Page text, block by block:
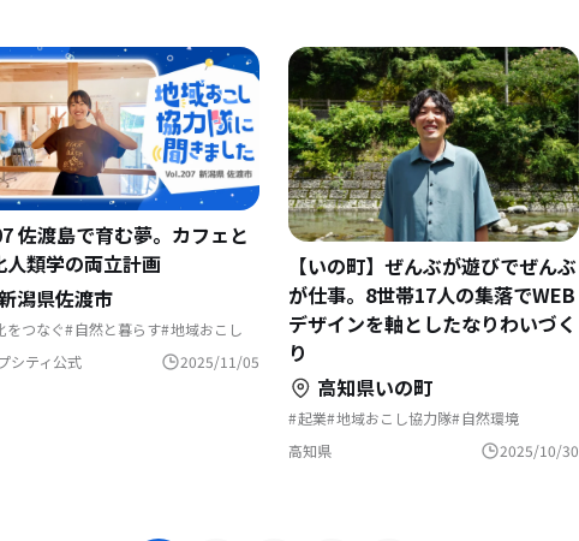
佐渡島で育む夢。カフェと
人類学の両立計画
潟県佐渡市
をつなぐ 自然と暮らす 地域おこし
暮らし 地域おこし協力隊
家を活用 島暮らし 集落で暮らす
おこし協力隊に聞いてみた
シティ公式 2025/11/05
【いの町】ぜんぶが遊びでぜんぶ
が仕事。8世帯17人の集落でWEB
デザインを軸としたなりわいづく
り
高知県いの町
起業 地域おこし協力隊 自然環境
嫁ターン
高知県
2025/10/30